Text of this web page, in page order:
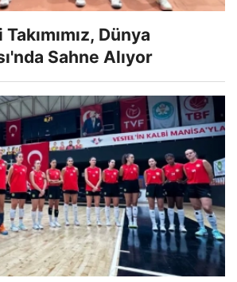
Dünya
Sahne Alıyor